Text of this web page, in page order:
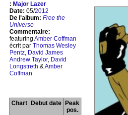
: Major Lazer
Date: 05/2012
De l'album: Free the
Universe
Commentaire:
featuring Amber Coffman
écrit par Thomas Wesley
Pentz, David James
Andrew Taylor, David
Longstreth &Amber
Coffman
Chart Debut date
Peak
pos.